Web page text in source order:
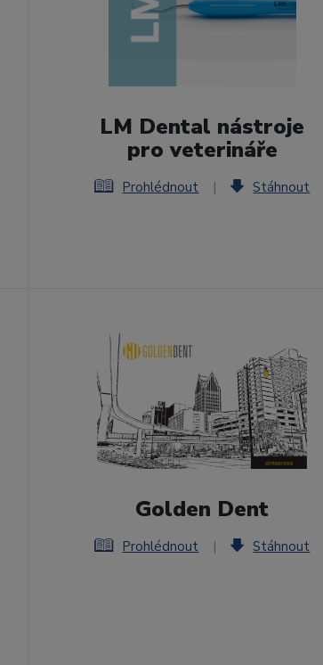
LM Dental nástroje
pro veterináře
Prohlédnout | Stáhnout
Golden Dent
Prohlédnout | Stáhnout